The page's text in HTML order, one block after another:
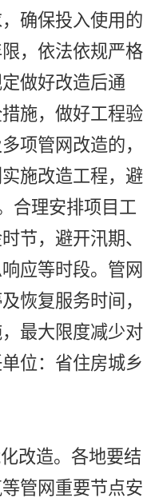
确保投入使用的
，依法依规严格
做好改造后通
施，做好工程验
项管网改造的，
施改造工程，避
合理安排项目工
节，避开汛期、
应等时段。管网
恢复服务时间，
最大限度减少对
位：省住房城乡
改造。各地要结
管网重要节点安